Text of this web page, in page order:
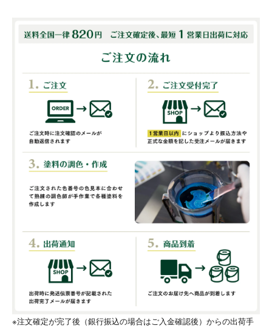
※注文確定が完了後（銀行振込の場合はご入金確認後）からの出荷手